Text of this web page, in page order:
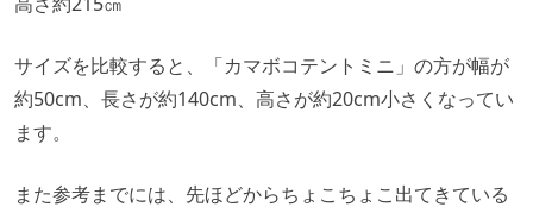
サイズを比較すると、「カマボコテントミニ」の方が幅が
約50cm、長さが約140cm、高さが約20cm小さくなってい
ます。
また参考までには、先ほどからちょこちょこ出てきている